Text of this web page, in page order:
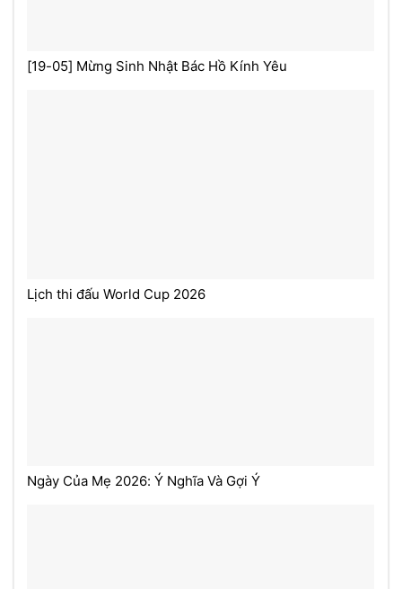
[19-05] Mừng Sinh Nhật Bác Hồ Kính Yêu
Lịch thi đấu World Cup 2026
Ngày Của Mẹ 2026: Ý Nghĩa Và Gợi Ý